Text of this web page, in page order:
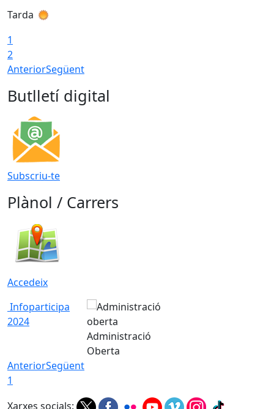
Tarda
1
2
AnteriorSegüent
Butlletí digital
Subscriu-te
Plànol / Carrers
Accedeix
Infoparticipa
2024
Administració
Oberta
AnteriorSegüent
1